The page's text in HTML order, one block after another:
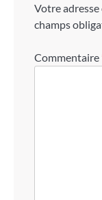
Votre adresse
champs
Commentaire